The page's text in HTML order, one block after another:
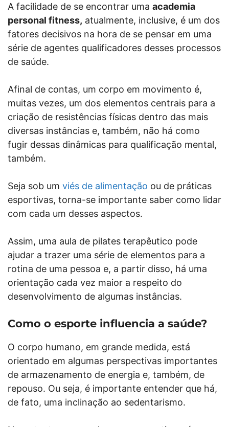
A facilidade de se encontrar uma academia
personal fitness, atualmente, inclusive, é um dos
fatores decisivos na hora de se pensar em uma
série de agentes qualificadores desses processos
de saúde.
Afinal de contas, um corpo em movimento é,
muitas vezes, um dos elementos centrais para a
criação de resistências físicas dentro das mais
diversas instâncias e, também, não há como
fugir dessas dinâmicas para qualificação mental,
também.
Seja sob um viés de alimentação ou de práticas
esportivas, torna-se importante saber como lidar
com cada um desses aspectos.
Assim, uma aula de pilates terapêutico pode
ajudar a trazer uma série de elementos para a
rotina de uma pessoa e, a partir disso, há uma
orientação cada vez maior a respeito do
desenvolvimento de algumas instâncias.
Como o esporte influencia a saúde?
O corpo humano, em grande medida, está
orientado em algumas perspectivas importantes
de armazenamento de energia e, também, de
repouso. Ou seja, é importante entender que há,
de fato, uma inclinação ao sedentarismo.